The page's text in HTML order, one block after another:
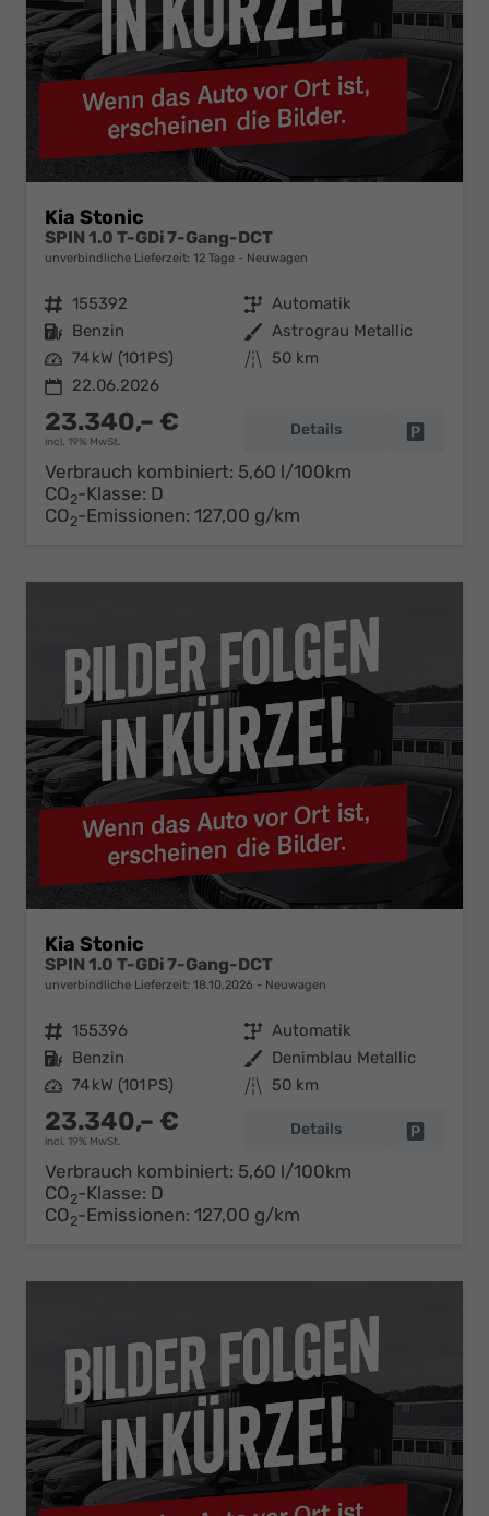
Kia Stonic
SPIN 1.0 T-GDi 7-Gang-DCT
unverbindliche Lieferzeit: 12 Tage Neuwagen
Fahrzeugnr. 155392 Getriebe Automatik
Kraftstoff Benzin Außenfarbe Astrograu Metallic
Leistung 74 kW (101 PS) Kilometerstand
50 km
22.06.2026
23.340,– €
incl. 19% MwSt.
Details
Verbrauch kombiniert: 5,60 l/100km
CO2-Klasse: D
CO2-Emissionen: 127,00 g/km
Kia Stonic
SPIN 1.0 T-GDi 7-Gang-DCT
unverbindliche Lieferzeit: 18.10.2026 Neuwagen
Fahrzeugnr. 155396 Getriebe Automatik
Kraftstoff Benzin Außenfarbe Denimblau Metallic
Leistung 74 kW (101 PS) Kilometerstand 50 km
23.340,– €
incl. 19% MwSt.
Details
Verbrauch kombiniert: 5,60 l/100km
CO2-Klasse: D
CO2-Emissionen: 127,00 g/km